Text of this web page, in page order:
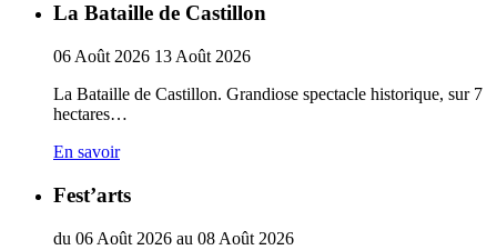
La Bataille de Castillon
06 Août 2026 13 Août 2026
La Bataille de Castillon. Grandiose spectacle historique, sur 7
hectares…
En savoir
Fest’arts
du 06 Août 2026 au 08 Août 2026